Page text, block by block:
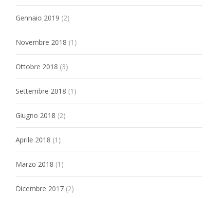
Gennaio 2019 (2)
Novembre 2018 (1)
Ottobre 2018 (3)
Settembre 2018 (1)
Giugno 2018 (2)
Aprile 2018 (1)
Marzo 2018 (1)
Dicembre 2017 (2)